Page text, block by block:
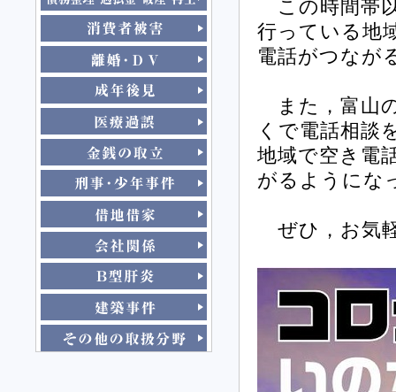
この時間帯
行っている地
電話がつなが
また，富山
くで電話相談
地域で空き電
がるようにな
ぜひ，お気